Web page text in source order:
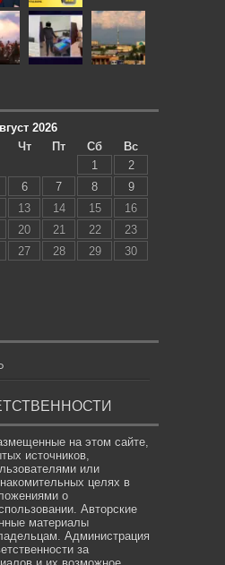
2026
Чт Пт Сб
Вс
1
2
6 7 8
9
13 14 15
16
20 21 22
23
27 28 29
30
на этом сайте,
источников,
или
целях в
о
Авторские
материалы
Администрация
за